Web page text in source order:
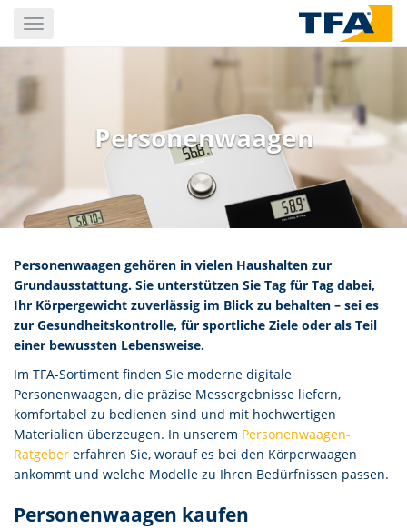
main
Toggle
navigation
Personenwaagen
Personenwaagen gehören in vielen Haushalten zur
Grundausstattung. Sie unterstützen Sie Tag für Tag dabei,
Ihr Körpergewicht zuverlässig im Blick zu behalten – sei es
zur Gesundheitskontrolle, für sportliche Ziele oder als Teil
einer bewussten Lebensweise.
Im TFA-Sortiment finden Sie moderne digitale
Personenwaagen, die präzise Messergebnisse liefern,
komfortabel zu bedienen sind und mit hochwertigen
Materialien überzeugen. In unserem Personenwaagen-
Ratgeber erfahren Sie, worauf es bei den Körperwaagen
ankommt und welche Modelle zu Ihren Bedürfnissen passen.
Personenwaagen kaufen